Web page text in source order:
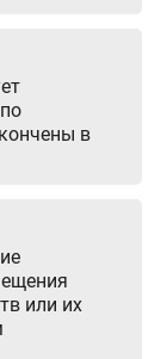
в
или их